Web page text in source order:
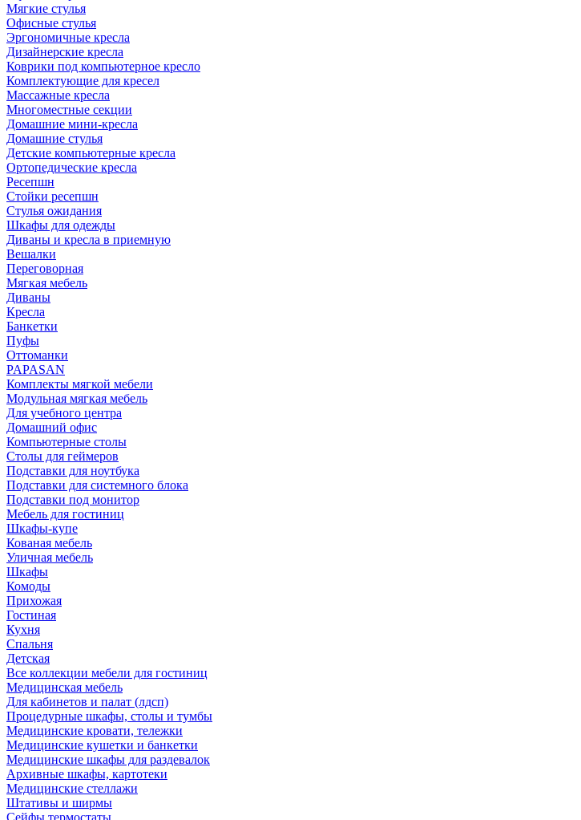
Мягкие стулья
Офисные стулья
Эргономичные кресла
Дизайнерские кресла
Коврики под компьютерное кресло
Комплектующие для кресел
Массажные кресла
Многоместные секции
Домашние мини-кресла
Домашние стулья
Детские компьютерные кресла
Ортопедические кресла
Ресепшн
Стойки ресепшн
Стулья ожидания
Шкафы для одежды
Диваны и кресла в приемную
Вешалки
Переговорная
Мягкая мебель
Диваны
Кресла
Банкетки
Пуфы
Оттоманки
PAPASAN
Комплекты мягкой мебели
Модульная мягкая мебель
Для учебного центра
Домашний офис
Компьютерные столы
Столы для геймеров
Подставки для ноутбука
Подставки для системного блока
Подставки под монитор
Мебель для гостиниц
Шкафы-купе
Кованая мебель
Уличная мебель
Шкафы
Комоды
Прихожая
Гостиная
Кухня
Спальня
Детская
Все коллекции мебели для гостиниц
Медицинская мебель
Для кабинетов и палат (лдсп)
Процедурные шкафы, столы и тумбы
Медицинские кровати, тележки
Медицинские кушетки и банкетки
Медицинские шкафы для раздевалок
Архивные шкафы, картотеки
Медицинские стеллажи
Штативы и ширмы
Сейфы термостаты